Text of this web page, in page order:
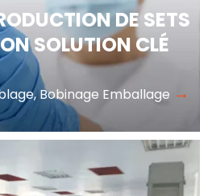
DE SETS
SOLUTION CLÉ
Bobinage Emballage →